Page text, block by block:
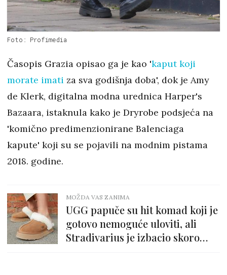
Foto: Profimedia
Časopis Grazia opisao ga je kao 'kaput koji
morate imati za sva godišnja doba', dok je Amy
de Klerk, digitalna modna urednica Harper's
Bazaara, istaknula kako je Dryrobe podsjeća na
'komično predimenzionirane Balenciaga
kapute' koji su se pojavili na modnim pistama
2018. godine.
MOŽDA VAS ZANIMA
UGG papuče su hit komad koji je
gotovo nemoguće uloviti, ali
Stradivarius je izbacio skoro